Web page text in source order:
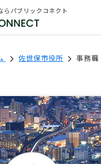
らパブリックコネクト
佐世保市役所 事務職